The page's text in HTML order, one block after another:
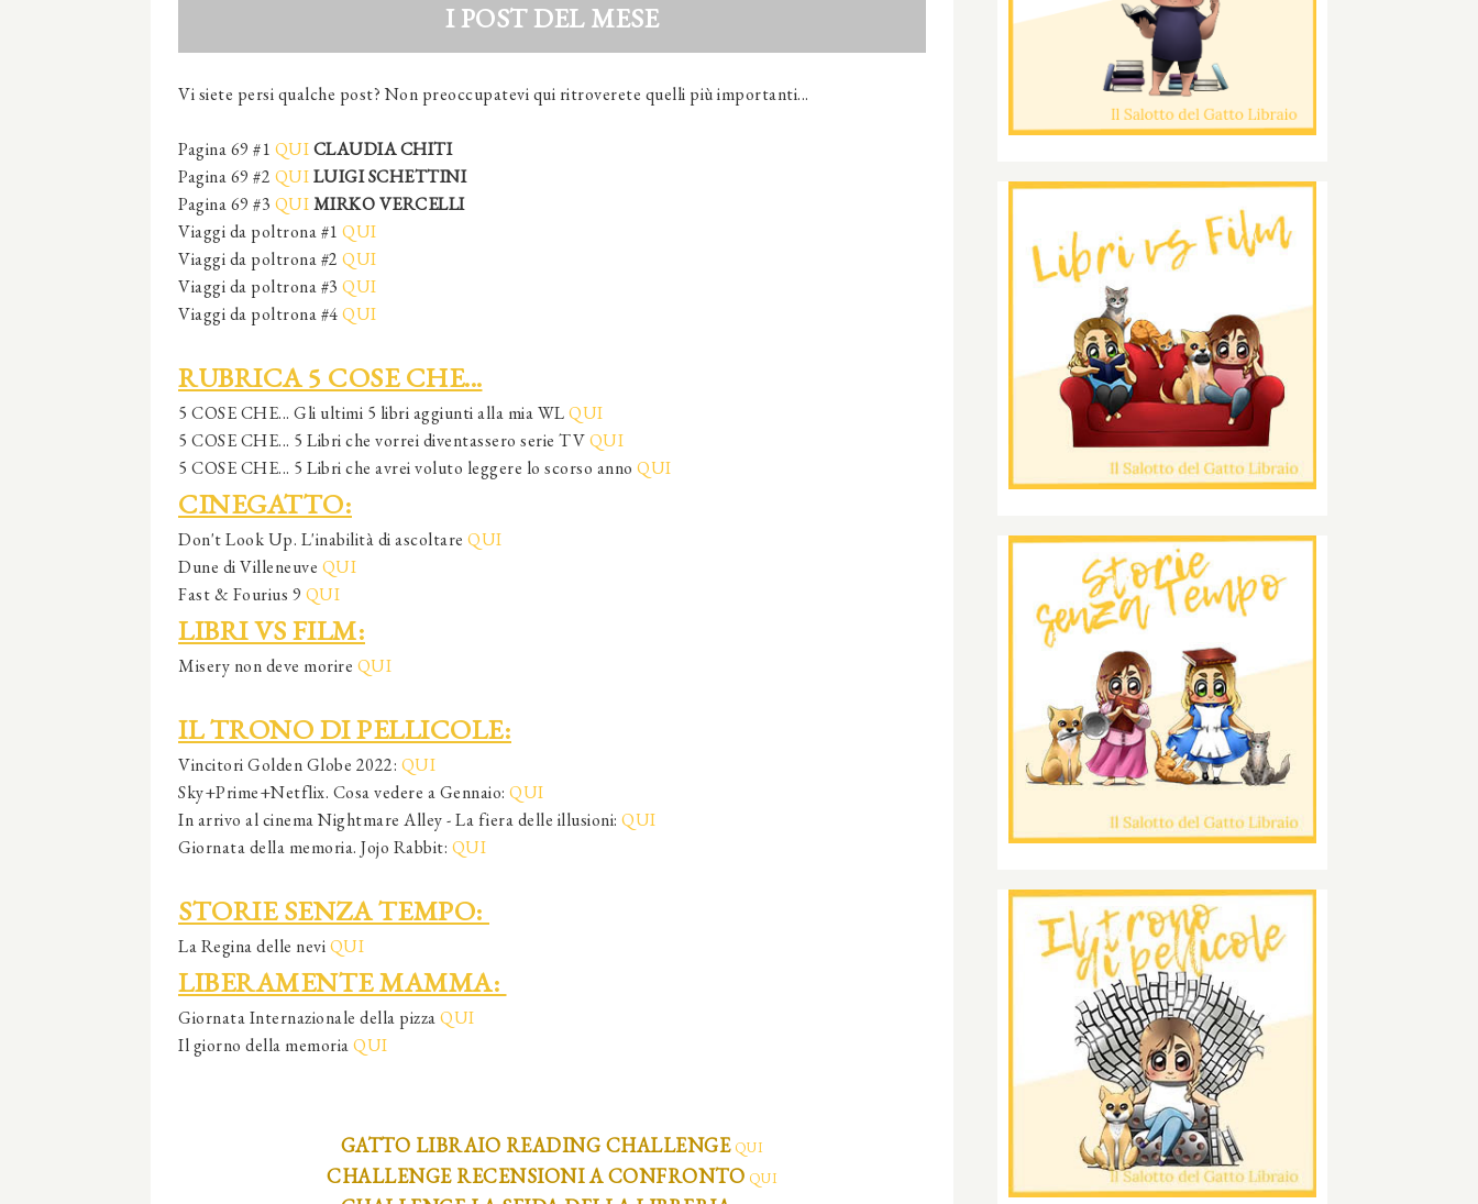
I POST DEL MESE
Vi siete persi qualche post? Non preoccupatevi qui ritroverete quelli più importanti...
Pagina 69 #1 QUICLAUDIA CHITI
Pagina 69 #2 QUILUIGI SCHETTINI
Pagina 69 #3 QUIMIRKO VERCELLI
Viaggi da poltrona #1 QUI
Viaggi da poltrona #2 QUI
Viaggi da poltrona #3 QUI
Viaggi da poltrona #4QUI
RUBRICA 5 COSE CHE...
5 COSE CHE... Gli ultimi 5 libri aggiunti alla mia WLQUI
5 COSE CHE... 5 Libri che vorrei diventassero serie TVQUI
5 COSE CHE... 5 Libri che avrei voluto leggere lo scorso anno QUI
CINEGATTO:
Don't Look Up. L'inabilità di ascoltare QUI
Dune di Villeneuve QUI
Fast & Fourius 9 QUI
LIBRI VS FILM:
Misery non deve morire QUI
IL TRONO DI PELLICOLE:
Vincitori Golden Globe 2022: QUI
Sky+Prime+Netflix. Cosa vedere a Gennaio: QUI
In arrivo al cinema Nightmare Alley - La fiera delle illusioni: QUI
Giornata della memoria. Jojo Rabbit: QUI
STORIE SENZA TEMPO:
La Regina delle neviQUI
LIBERAMENTE MAMMA:
Giornata Internazionale della pizzaQUI
Il giorno della memoriaQUI
GATTO LIBRAIO READING CHALLENGE QUI
CHALLENGE RECENSIONI A CONFRONTO QUI